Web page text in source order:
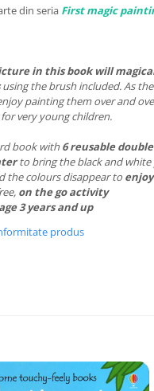
din seria First magic
in this book will
using the brush included. As
painting them over and
very young children.
book with6 reusable
to bring the black and white
the colours disappear to
on the go activity
age 3 years and up
produs